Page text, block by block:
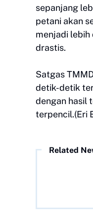
sepanjang
petani akan
menjadi
drastis.
Satgas
detik-detik
dengan hasil
terpencil.(Eri
Related